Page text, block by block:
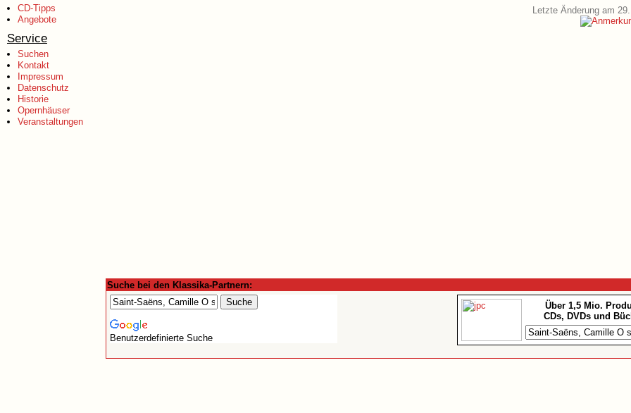
CD-Tipps
Angebote
Service
Suchen
Kontakt
Impressum
Datenschutz
Historie
Opernhäuser
Veranstaltungen
Letzte Änderung am
Suche bei den Klassika-Partnern:
Benutzerdefinierte Suche
Über 1,5 Mio.
CDs, DVDs und